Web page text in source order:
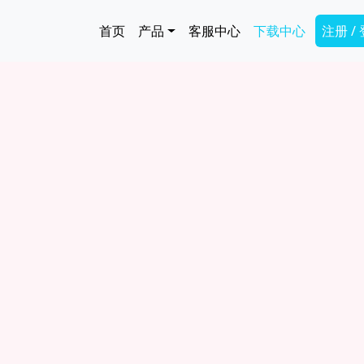
Main navigation
首页 产品 客服中心 下载中心 注册 /